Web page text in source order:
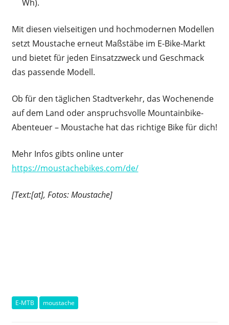
Wh).
Mit diesen vielseitigen und hochmodernen Modellen
setzt Moustache erneut Maßstäbe im E-Bike-Markt
und bietet für jeden Einsatzzweck und Geschmack
das passende Modell.
Ob für den täglichen Stadtverkehr, das Wochenende
auf dem Land oder anspruchsvolle Mountainbike-
Abenteuer – Moustache hat das richtige Bike für dich!
Mehr Infos gibts online unter
https://moustachebikes.com/de/
[Text:[at], Fotos: Moustache]
E-MTB moustache